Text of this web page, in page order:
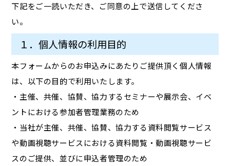
下記をご一読いただき、ご同意の上で送信してくださ
い。
１．個人情報の利用目的
本フォームからのお申込みにあたりご提供頂く個人情報
は、以下の目的で利用いたします。
・主催、共催、協賛、協力するセミナーや展示会、イベ
ントにおける参加者管理業務のため
・当社が主催、共催、協賛、協力する資料閲覧サービス
や動画視聴サービスにおける資料閲覧・動画視聴サービ
スのご提供、並びに申込者管理のため